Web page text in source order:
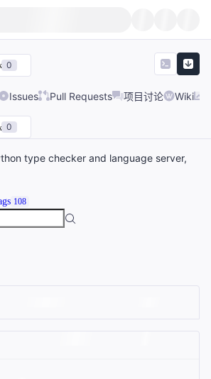
0
Issues Pull Requests 项目讨论 Wiki
0
type checker and language server,
108